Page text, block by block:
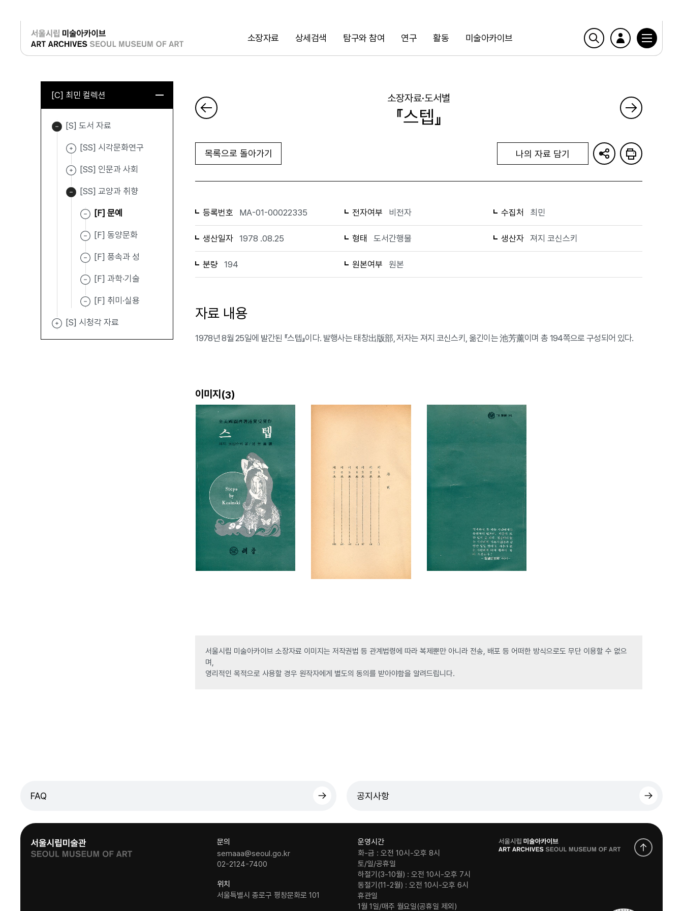
소장자료 상세검색 탐구와 참여 연구 활동 미술아카이브
검색
로그인
[C] 최민 컬렉션
[S] 도서 자료
[SS] 시각문화연구
[SS] 인문과 사회
[SS] 교양과 취향
[F] 문예
[F] 동양문화
[F] 풍속과 성
[F] 과학·기술
[F] 취미·실용
[S] 시청각 자료
소장자료·도서별
『스텝』
목록으로 돌아가기 나의 자료 담기
등록번호 MA-01-00022335 전자여부 비전자 수집처 최민
생산일자 1978 .08.25 형태 도서간행물 생산자 져지 코신스키
분량 194 원본여부 원본
자료 내용
1978년 8월 25일에 발간된 『스텝』이다. 발행사는 태창出版部, 저자는 져지 코신스키, 옮긴이는 池芳薰이며 총 194쪽으로 구성되어 있다.
이미지(3)
서울시립 미술아카이브 소장자료 이미지는 저작권법 등 관계법령에 따라 복제뿐만 아니라 전송, 배포 등 어떠한 방식으로도 무단 이용할 수 없으
며,
영리적인 목적으로 사용할 경우 원작자에게 별도의 동의를 받아야함을 알려드립니다.
FAQ 공지사항
문의
semaaa@seoul.go.kr
02-2124-7400
위치
서울특별시 종로구 평창문화로 101
운영시간
화-금 : 오전 10시-오후 8시
토/일/공휴일
하절기(3-10월) : 오전 10시-오후 7시
동절기(11-2월) : 오전 10시-오후 6시
휴관일
1월 1일/매주 월요일(공휴일 제외)
로
고